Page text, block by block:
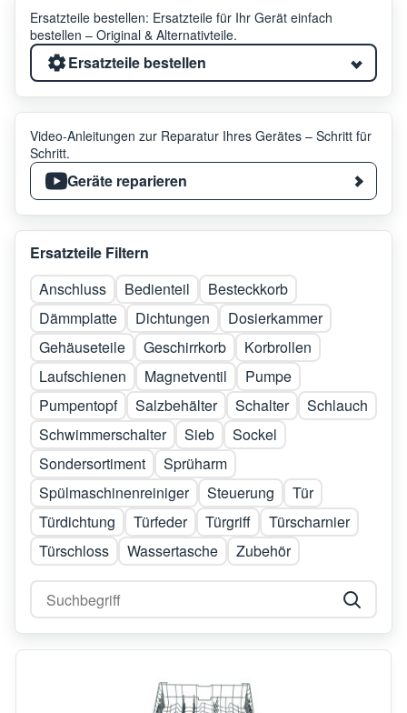
Ersatzteile bestellen: Ersatzteile für Ihr Gerät einfach
bestellen – Original & Alternativteile.
Ersatzteile bestellen
Video-Anleitungen zur Reparatur Ihres Gerätes – Schritt für
Schritt.
Geräte reparieren
Ersatzteile Filtern
Anschluss
Bedienteil
Besteckkorb
Dämmplatte
Dichtungen
Dosierkammer
Gehäuseteile
Geschirrkorb
Korbrollen
Laufschienen
Magnetventil
Pumpe
Pumpentopf
Salzbehälter Schalter
Schlauch
Schwimmerschalter
Sieb
Sockel
Sondersortiment
Sprüharm
Spülmaschinenreiniger
Steuerung
Tür
Türdichtung
Türfeder Türgriff
Türscharnier
Türschloss
Wassertasche Zubehör